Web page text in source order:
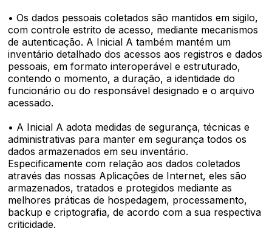
• Os dados pessoais coletados são mantidos em sigilo,
com controle estrito de acesso, mediante mecanismos
de autenticação. A Inicial A também mantém um
inventário detalhado dos acessos aos registros e dados
pessoais, em formato interoperável e estruturado,
contendo o momento, a duração, a identidade do
funcionário ou do responsável designado e o arquivo
acessado.
• A Inicial A adota medidas de segurança, técnicas e
administrativas para manter em segurança todos os
dados armazenados em seu inventário.
Especificamente com relação aos dados coletados
através das nossas Aplicações de Internet, eles são
armazenados, tratados e protegidos mediante as
melhores práticas de hospedagem, processamento,
backup e criptografia, de acordo com a sua respectiva
criticidade.